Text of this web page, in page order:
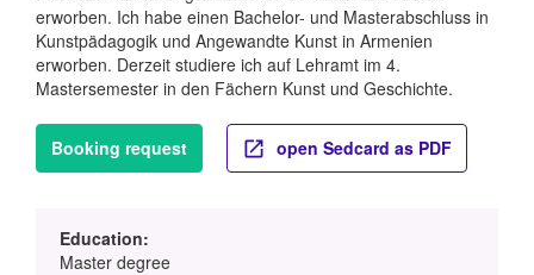
erworben. Ich habe einen Bachelor- und Masterabschluss in
Kunstpädagogik und Angewandte Kunst in Armenien
erworben. Derzeit studiere ich auf Lehramt im 4.
Mastersemester in den Fächern Kunst und Geschichte.
Booking request open Sedcard as PDF
Education:
Master degree